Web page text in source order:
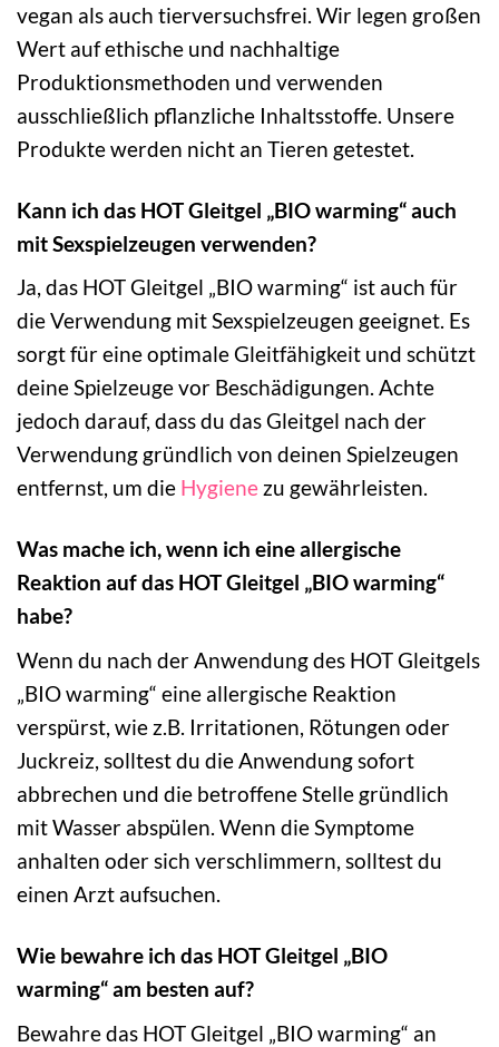
vegan als auch tierversuchsfrei. Wir legen großen
Wert auf ethische und nachhaltige
Produktionsmethoden und verwenden
ausschließlich pflanzliche Inhaltsstoffe. Unsere
Produkte werden nicht an Tieren getestet.
Kann ich das HOT Gleitgel „BIO warming“ auch
mit Sexspielzeugen verwenden?
Ja, das HOT Gleitgel „BIO warming“ ist auch für
die Verwendung mit Sexspielzeugen geeignet. Es
sorgt für eine optimale Gleitfähigkeit und schützt
deine Spielzeuge vor Beschädigungen. Achte
jedoch darauf, dass du das Gleitgel nach der
Verwendung gründlich von deinen Spielzeugen
entfernst, um die Hygiene zu gewährleisten.
Was mache ich, wenn ich eine allergische
Reaktion auf das HOT Gleitgel „BIO warming“
habe?
Wenn du nach der Anwendung des HOT Gleitgels
„BIO warming“ eine allergische Reaktion
verspürst, wie z.B. Irritationen, Rötungen oder
Juckreiz, solltest du die Anwendung sofort
abbrechen und die betroffene Stelle gründlich
mit Wasser abspülen. Wenn die Symptome
anhalten oder sich verschlimmern, solltest du
einen Arzt aufsuchen.
Wie bewahre ich das HOT Gleitgel „BIO
warming“ am besten auf?
Bewahre das HOT Gleitgel „BIO warming“ an